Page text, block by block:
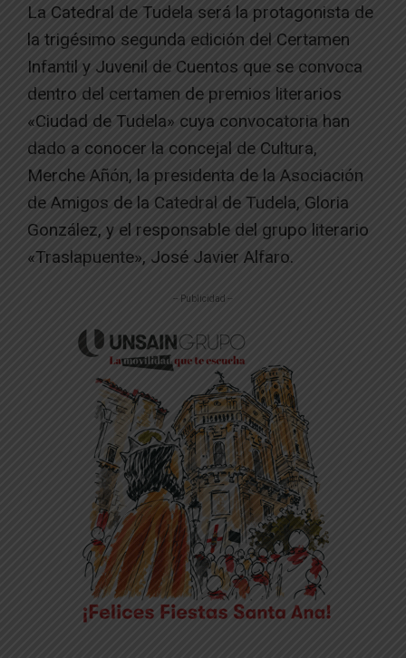
La Catedral de Tudela será la protagonista de
la trigésimo segunda edición del Certamen
Infantil y Juvenil de Cuentos que se convoca
dentro del certamen de premios literarios
«Ciudad de Tudela» cuya convocatoria han
dado a conocer la concejal de Cultura,
Merche Añón, la presidenta de la Asociación
de Amigos de la Catedral de Tudela, Gloria
González, y el responsable del grupo literario
«Traslapuente», José Javier Alfaro.
-- Publicidad --